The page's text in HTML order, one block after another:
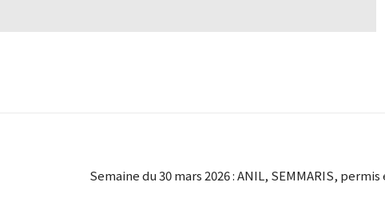
Semaine du 30 mars 2026 : ANIL, SEMMARIS,